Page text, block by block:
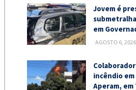
Jovem é
em
AGOSTO 6, 2026
incêndio
Aperam,